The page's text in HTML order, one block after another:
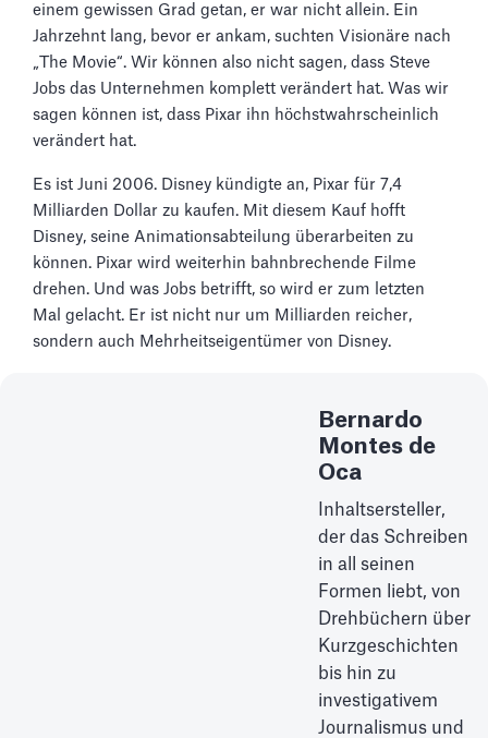
einem gewissen Grad getan, er war nicht allein. Ein
Jahrzehnt lang, bevor er ankam, suchten Visionäre nach
„The Movie“. Wir können also nicht sagen, dass Steve
Jobs das Unternehmen komplett verändert hat. Was wir
sagen können ist, dass Pixar ihn höchstwahrscheinlich
verändert hat.
Es ist Juni 2006. Disney kündigte an, Pixar für 7,4
Milliarden Dollar zu kaufen. Mit diesem Kauf hofft
Disney, seine Animationsabteilung überarbeiten zu
können. Pixar wird weiterhin bahnbrechende Filme
drehen. Und was Jobs betrifft, so wird er zum letzten
Mal gelacht. Er ist nicht nur um Milliarden reicher,
sondern auch Mehrheitseigentümer von Disney.
Bernardo
Montes de
Oca
Inhaltsersteller,
der das Schreiben
in all seinen
Formen liebt, von
Drehbüchern über
Kurzgeschichten
bis hin zu
investigativem
Journalismus und